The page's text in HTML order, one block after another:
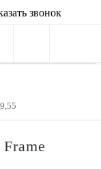
звонок